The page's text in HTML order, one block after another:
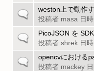
ピ
ッ
の
ト
ピ
ッ
一
の
ト
ピ
ッ
weston上で動作
投稿者 masa 日
一
の
ト
PicoJSON を
投稿者 shrek 日
一
opencvにおける
投稿者 mackey